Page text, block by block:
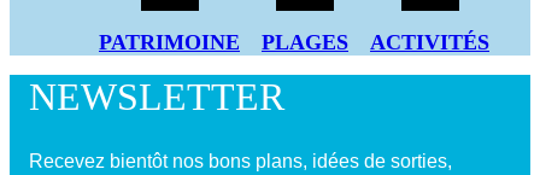
AGENDA
BILLETTERIE
PATRIMOINE PLAGES ACTIVITÉS
NEWSLETTER
Recevez bientôt nos bons plans, idées de sorties,